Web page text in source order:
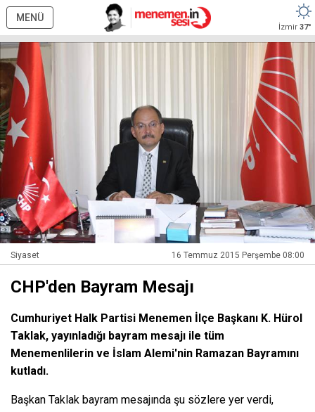
MENÜ
İzmir 37°
Siyaset 16 Temmuz 2015 Perşembe 08:00
CHP'den Bayram Mesajı
Cumhuriyet Halk Partisi Menemen İlçe Başkanı K. Hürol
Taklak, yayınladığı bayram mesajı ile tüm
Menemenlilerin ve İslam Alemi'nin Ramazan Bayramını
kutladı.
Başkan Taklak bayram mesajında şu sözlere yer verdi,